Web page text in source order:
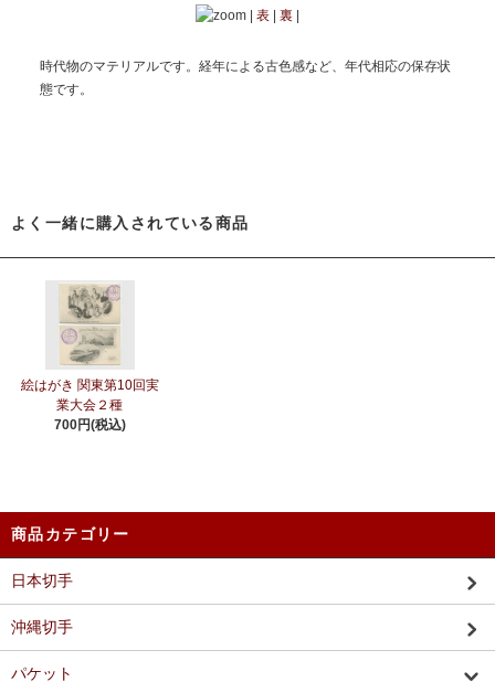
表 裏
時代物のマテリアルです。経年による古色感など、年代相応の保存状
態です。
よく一緒に購入されている商品
絵はがき 関東第10回実
業大会２種
700円(税込)
商品カテゴリー
日本切手
沖縄切手
パケット